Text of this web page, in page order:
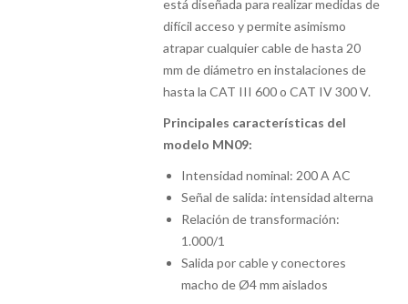
está diseñada para realizar medidas de
difícil acceso y permite asimismo
atrapar cualquier cable de hasta 20
mm de diámetro en instalaciones de
hasta la CAT III 600 o CAT IV 300 V.
Principales características del
modelo MN09:
Intensidad nominal: 200 A AC
Señal de salida: intensidad alterna
Relación de transformación:
1.000/1
Salida por cable y conectores
macho de Ø4 mm aislados